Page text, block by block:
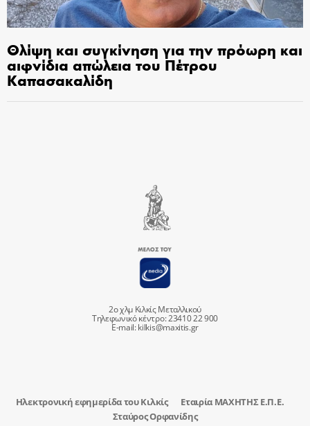
Θλίψη και συγκίνηση για την πρόωρη και
αιφνίδια απώλεια του Πέτρου
Καπασακαλίδη
2ο χλμ Κιλκίς Μεταλλικού
Τηλεφωνικό κέντρο: 23410 22 900
E-mail:kilkis@maxitis.gr
Ηλεκτρονική εφημερίδα του Κιλκίς
Εταιρία ΜΑΧΗΤΗΣ Ε.Π.Ε.
Σταύρος Ορφανίδης